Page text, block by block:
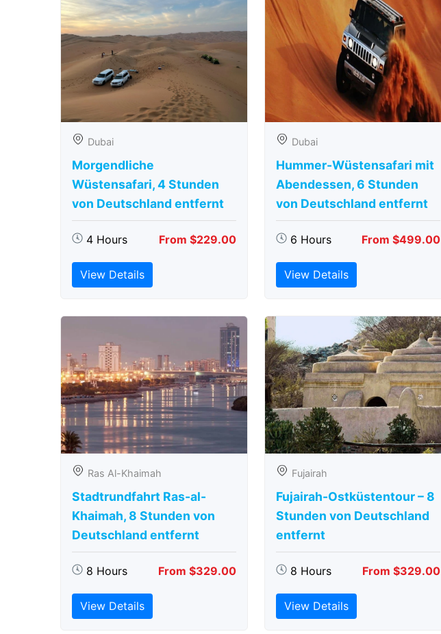
Dubai
Morgendliche
Wüstensafari, 4 Stunden
von Deutschland entfernt
4 Hours From $229.00
View Details
Dubai
Hummer-Wüstensafari mit
Abendessen, 6 Stunden
von Deutschland entfernt
6 Hours From $499.00
View Details
Ras Al-Khaimah
Stadtrundfahrt Ras-al-
Khaimah, 8 Stunden von
Deutschland entfernt
8 Hours From $329.00
View Details
Fujairah
Fujairah-Ostküstentour – 8
Stunden von Deutschland
entfernt
8 Hours From $329.00
View Details